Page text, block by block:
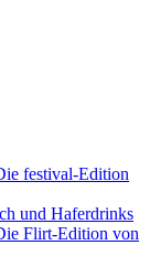
festival-Edition
und Haferdrinks
Flirt-Edition von